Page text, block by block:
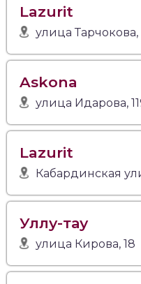
Lazurit
улица Тарчокова,
Askona
улица Идарова,
Lazurit
Кабардинская
Уллу-тау
улица Кирова, 18